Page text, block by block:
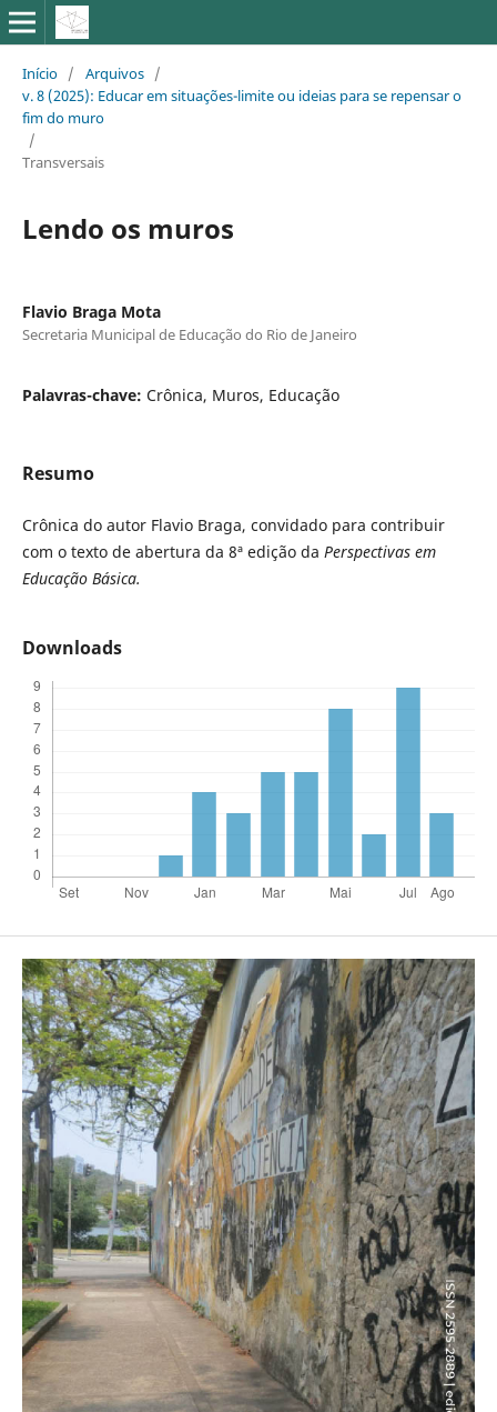
Início / Arquivos /
v. 8 (2025): Educar em situações-limite ou ideias para se repensar o
fim do muro
/
Transversais
Lendo os muros
Flavio Braga Mota
Secretaria Municipal de Educação do Rio de Janeiro
Palavras-chave: Crônica, Muros, Educação
Resumo
Crônica do autor Flavio Braga, convidado para contribuir
com o texto de abertura da 8ª edição da Perspectivas em
Educação Básica.
Downloads